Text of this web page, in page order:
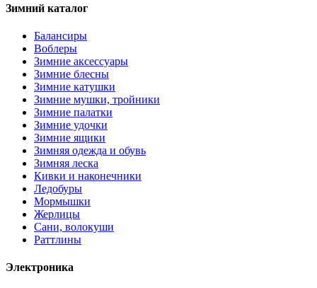
Зимний каталог
Балансиры
Воблеры
Зимние аксессуары
Зимние блесны
Зимние катушки
Зимние мушки, тройники
Зимние палатки
Зимние удочки
Зимние ящики
Зимняя одежда и обувь
Зимняя леска
Кивки и наконечники
Ледобуры
Мормышки
Жерлицы
Сани, волокуши
Раттлины
Электроника